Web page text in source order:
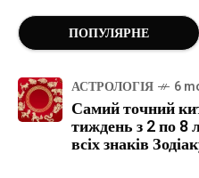
ПОПУЛЯРНЕ
АСТРОЛОГІЯ 6
Самий точний
тиждень з 2 по 8
всіх знаків